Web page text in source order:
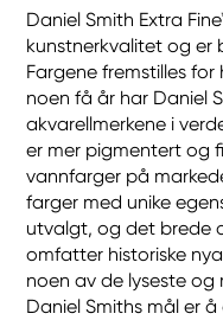
Daniel Smith Extra
kunstnerkvalitet og er
Fargene fremstilles
noen få år har Daniel
akvarellmerkene i
er mer pigmentert og
vannfarger på
farger med unike
utvalgt, og det brede
omfatter historiske
noen av de lyseste og
Daniel Smiths mål er